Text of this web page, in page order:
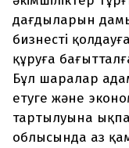
дағдыларын
бизнесті
құруға
Бұл шаралар
етуге және
тартылуына
облысында аз